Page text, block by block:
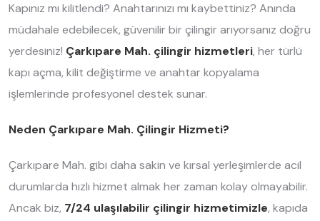
Kapınız mı kilitlendi? Anahtarınızı mı kaybettiniz? Anında
müdahale edebilecek, güvenilir bir çilingir arıyorsanız doğru
yerdesiniz! Çarkıpare Mah. çilingir hizmetleri, her türlü
kapı açma, kilit değiştirme ve anahtar kopyalama
işlemlerinde profesyonel destek sunar.
Neden Çarkıpare Mah. Çilingir Hizmeti?
Çarkıpare Mah. gibi daha sakin ve kırsal yerleşimlerde acil
durumlarda hızlı hizmet almak her zaman kolay olmayabilir.
Ancak biz, 7/24 ulaşılabilir çilingir hizmetimizle, kapıda